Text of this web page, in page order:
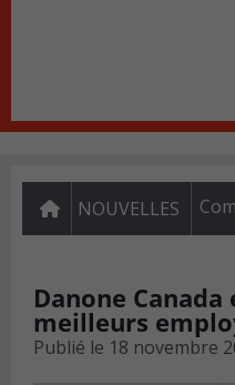
NOUVELLES
Danone Canada
meilleurs
Publié le 18 novembre